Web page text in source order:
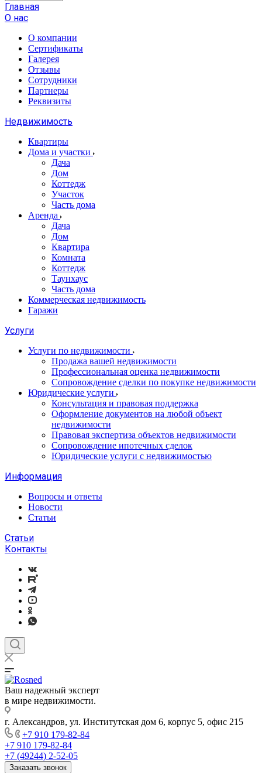
Главная
О нас
О компании
Сертификаты
Галерея
Отзывы
Сотрудники
Партнеры
Реквизиты
Недвижимость
Квартиры
Дома и участки
Дача
Дом
Коттедж
Участок
Часть дома
Аренда
Дача
Дом
Квартира
Комната
Коттедж
Таунхаус
Часть дома
Коммерческая недвижимость
Гаражи
Услуги
Услуги по недвижимости
Продажа вашей недвижимости
Профессиональная оценка недвижимости
Сопровождение сделки по покупке недвижимости
Юридические услуги
Консультация и правовая поддержка
Оформление документов на любой объект
недвижимости
Правовая экспертиза объектов недвижимости
Сопровождение ипотечных сделок
Юридические услуги с недвижимостью
Информация
Вопросы и ответы
Новости
Статьи
Статьи
Контакты
Ваш надежный эксперт
в мире недвижимости.
г. Александров, ул. Институтская дом 6, корпус 5, офис 215
+7 910 179-82-84
+7 910 179-82-84
+7 (49244) 2-52-05
Заказать звонок